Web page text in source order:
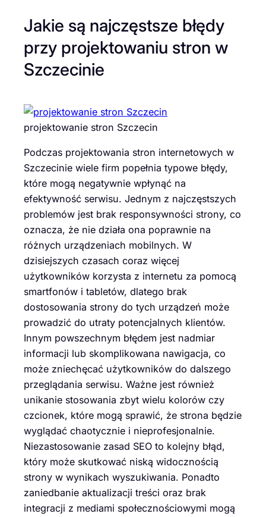
Jakie są najczęstsze błędy
przy projektowaniu stron w
Szczecinie
projektowanie stron Szczecin
Podczas projektowania stron internetowych w
Szczecinie wiele firm popełnia typowe błędy,
które mogą negatywnie wpłynąć na
efektywność serwisu. Jednym z najczęstszych
problemów jest brak responsywności strony, co
oznacza, że nie działa ona poprawnie na
różnych urządzeniach mobilnych. W
dzisiejszych czasach coraz więcej
użytkowników korzysta z internetu za pomocą
smartfonów i tabletów, dlatego brak
dostosowania strony do tych urządzeń może
prowadzić do utraty potencjalnych klientów.
Innym powszechnym błędem jest nadmiar
informacji lub skomplikowana nawigacja, co
może zniechęcać użytkowników do dalszego
przeglądania serwisu. Ważne jest również
unikanie stosowania zbyt wielu kolorów czy
czcionek, które mogą sprawić, że strona będzie
wyglądać chaotycznie i nieprofesjonalnie.
Niezastosowanie zasad SEO to kolejny błąd,
który może skutkować niską widocznością
strony w wynikach wyszukiwania. Ponadto
zaniedbanie aktualizacji treści oraz brak
integracji z mediami społecznościowymi mogą